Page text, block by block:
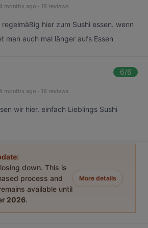
4 months ago · 18 reviews
hier zum Sushi essen. wenn
man auch mal länger aufs Essen
6/6
4 months ago · 18 reviews
wir hier. einfach Lieblings Sushi
down. This is
process and
available until
2026.
More details